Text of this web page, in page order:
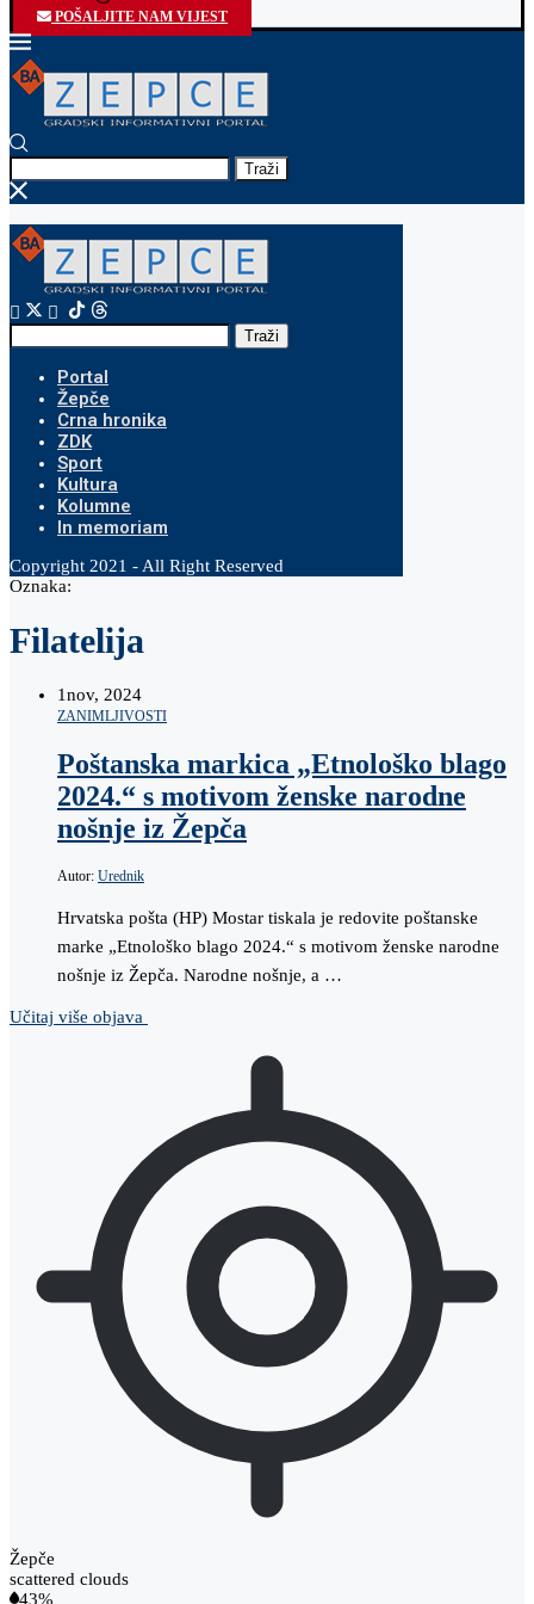
POŠALJITE NAM VIJEST
Traži
Traži
Portal
Žepče
Crna hronika
ZDK
Sport
Kultura
Kolumne
In memoriam
Copyright 2021 - All Right Reserved
Oznaka:
Filatelija
1nov, 2024
ZANIMLJIVOSTI
Poštanska markica „Etnološko blago
2024.“ s motivom ženske narodne
nošnje iz Žepča
Autor: Urednik
Hrvatska pošta (HP) Mostar tiskala je redovite poštanske
marke „Etnološko blago 2024.“ s motivom ženske narodne
nošnje iz Žepča. Narodne nošnje, a …
Učitaj više objava
Žepče
scattered clouds
43%